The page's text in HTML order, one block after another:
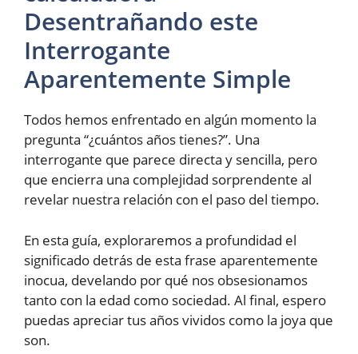
Desentrañando este
Interrogante
Aparentemente Simple
Todos hemos enfrentado en algún momento la
pregunta “¿cuántos años tienes?”. Una
interrogante que parece directa y sencilla, pero
que encierra una complejidad sorprendente al
revelar nuestra relación con el paso del tiempo.
En esta guía, exploraremos a profundidad el
significado detrás de esta frase aparentemente
inocua, develando por qué nos obsesionamos
tanto con la edad como sociedad. Al final, espero
puedas apreciar tus años vividos como la joya que
son.